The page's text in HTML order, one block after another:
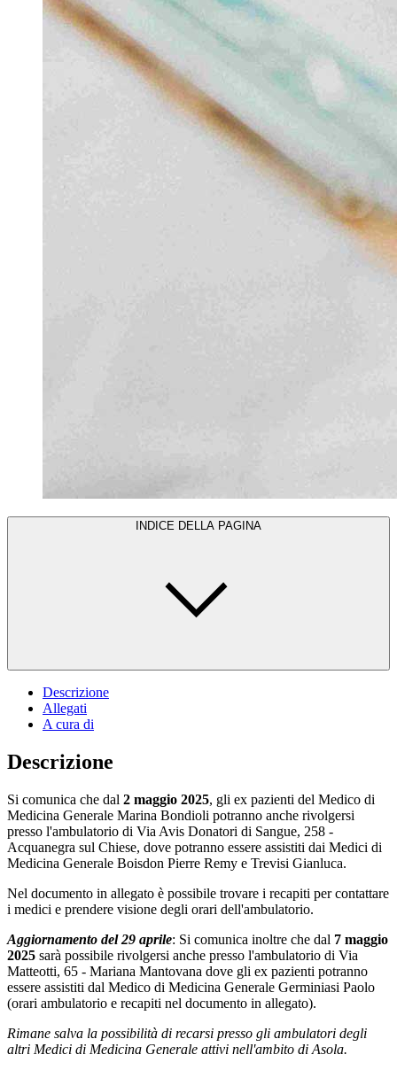
INDICE DELLA PAGINA
Descrizione
Allegati
A cura di
Descrizione
Si comunica che dal 2 maggio 2025, gli ex pazienti del Medico di
Medicina Generale Marina Bondioli potranno anche rivolgersi
presso l'ambulatorio di Via Avis Donatori di Sangue, 258 -
Acquanegra sul Chiese, dove potranno essere assistiti dai Medici di
Medicina Generale Boisdon Pierre Remy e Trevisi Gianluca.
Nel documento in allegato è possibile trovare i recapiti per contattare
i medici e prendere visione degli orari dell'ambulatorio.
Aggiornamento del 29 aprile: Si comunica inoltre che dal 7 maggio
2025 sarà possibile rivolgersi anche presso l'ambulatorio di Via
Matteotti, 65 - Mariana Mantovana dove gli ex pazienti potranno
essere assistiti dal Medico di Medicina Generale Germiniasi Paolo
(orari ambulatorio e recapiti nel documento in allegato).
Rimane salva la possibilità di recarsi presso gli ambulatori degli
altri Medici di Medicina Generale attivi nell'ambito di Asola.